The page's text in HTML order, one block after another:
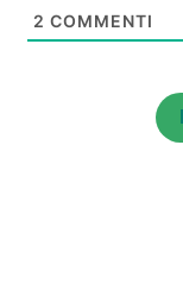
2 COMMENTI